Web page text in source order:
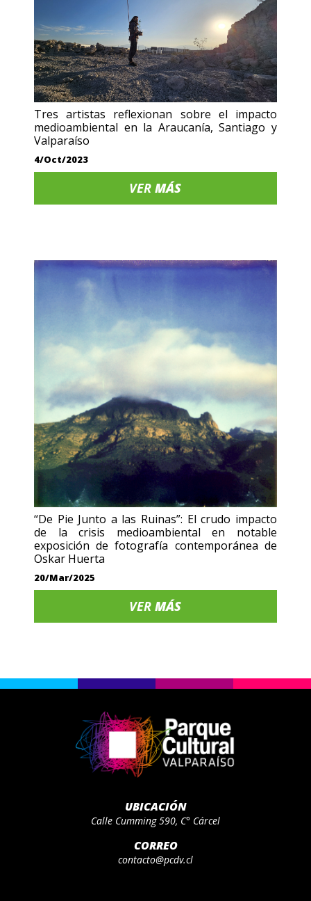
Tres artistas reflexionan sobre el impacto
medioambiental en la Araucanía, Santiago y
Valparaíso
4/Oct/2023
VERMÁS
“De Pie Junto a las Ruinas”: El crudo impacto
de la crisis medioambiental en notable
exposición de fotografía contemporánea de
Oskar Huerta
20/Mar/2025
VERMÁS
UBICACIÓN
Calle Cumming 590, C° Cárcel
CORREO
contacto@pcdv.cl